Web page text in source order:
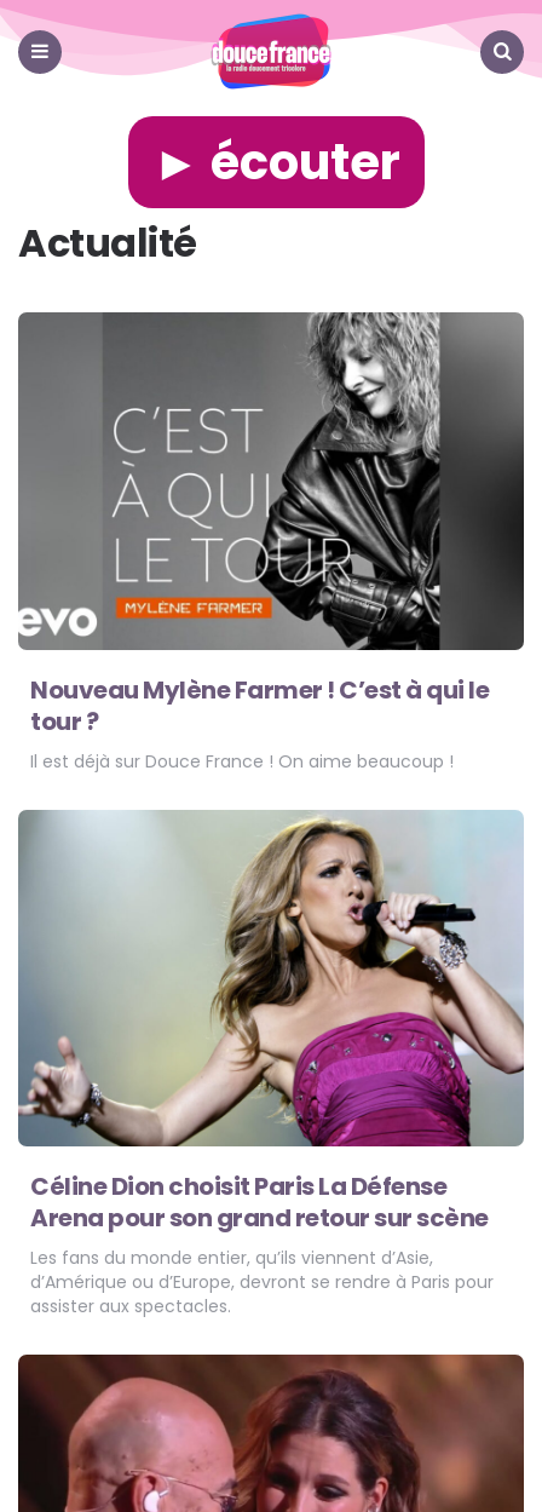
France
► écouter
Actualité
Nouveau Mylène Farmer ! C’est à qui le
tour ?
Il est déjà sur Douce France ! On aime beaucoup !
Céline Dion choisit Paris La Défense
Arena pour son grand retour sur scène
Les fans du monde entier, qu’ils viennent d’Asie,
d’Amérique ou d’Europe, devront se rendre à Paris pour
assister aux spectacles.